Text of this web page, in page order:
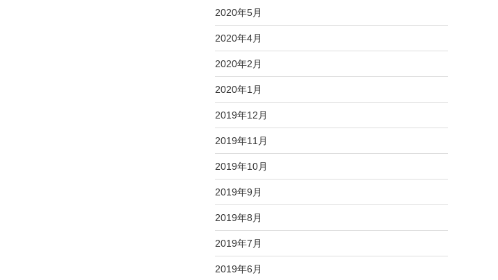
2020年5月
2020年4月
2020年2月
2020年1月
2019年12月
2019年11月
2019年10月
2019年9月
2019年8月
2019年7月
2019年6月